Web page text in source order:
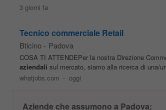
3 giorni fa
Tecnico commerciale Retail
Bticino - Padova
COSA TI ATTENDEPer la nostra Direzione
aziendali sul mercato, siamo alla ricerca di una/
whatjobs.com - oggi
Aziende che assumono a Padova: